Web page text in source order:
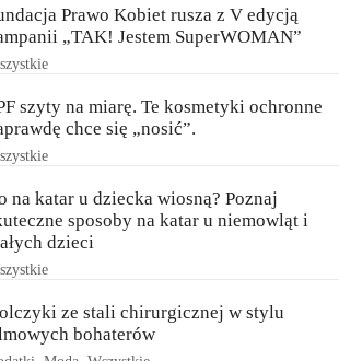
Prawo Kobiet rusza z V edycją
„TAK! Jestem SuperWOMAN”
szyty na miarę. Te kosmetyki ochronne
chce się „nosić”.
na katar u dziecka wiosną? Poznaj
sposoby na katar u niemowląt i
dzieci
ze stali chirurgicznej w stylu
bohaterów